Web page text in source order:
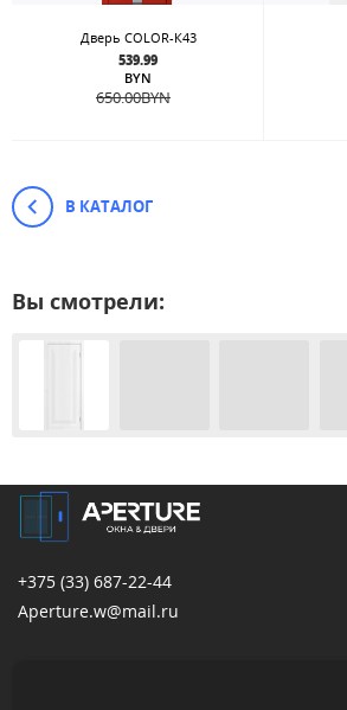
Дверь COLOR-К43
539.99
BYN
650.00BYN
В КАТАЛОГ
Вы смотрели:
+375 (33) 687-22-44
Aperture.w@mail.ru